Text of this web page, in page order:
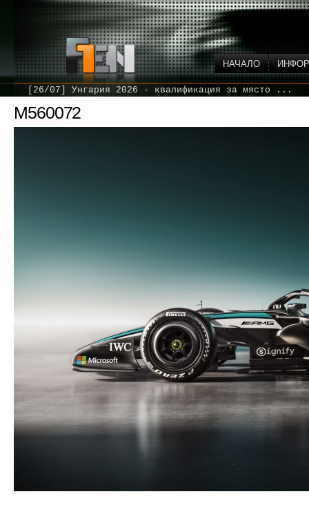
НАЧАЛО
[26/07] Унгария 2026 - квалификация за място ...
M560072